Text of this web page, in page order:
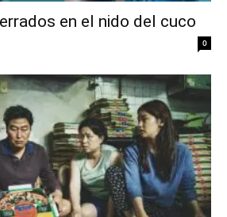
en el nido del cuco
0